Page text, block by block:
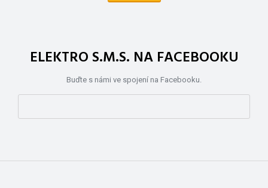
ELEKTRO S.M.S. NA FACEBOOKU
Buďte s námi ve spojení na Facebooku.